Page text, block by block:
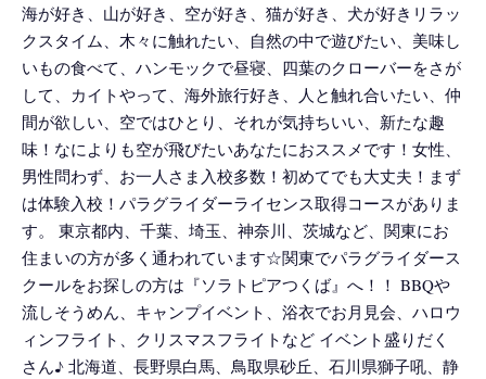
海が好き、山が好き、空が好き、猫が好き、犬が好きリラッ
クスタイム、木々に触れたい、自然の中で遊びたい、美味し
いもの食べて、ハンモックで昼寝、四葉のクローバーをさが
して、カイトやって、海外旅行好き、人と触れ合いたい、仲
間が欲しい、空ではひとり、それが気持ちいい、新たな趣
味！なによりも空が飛びたいあなたにおススメです！女性、
男性問わず、お一人さま入校多数！初めてでも大丈夫！まず
は体験入校！パラグライダーライセンス取得コースがありま
す。 東京都内、千葉、埼玉、神奈川、茨城など、関東にお
住まいの方が多く通われています☆関東でパラグライダース
クールをお探しの方は『ソラトピアつくば』へ！！ BBQや
流しそうめん、キャンプイベント、浴衣でお月見会、ハロウ
ィンフライト、クリスマスフライトなど イベント盛りだく
さん♪ 北海道、長野県白馬、鳥取県砂丘、石川県獅子吼、静